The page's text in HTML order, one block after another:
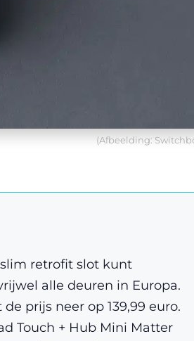
(Afbeelding:
retrofit slot kunt
alle deuren in Europa.
prijs neer op 139,99 euro.
Touch + Hub Mini Matter